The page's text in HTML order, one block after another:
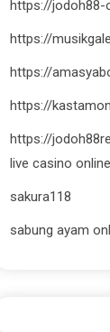
https://
https://
https://
https://
https://
live casino online
sakura118
sabung ayam